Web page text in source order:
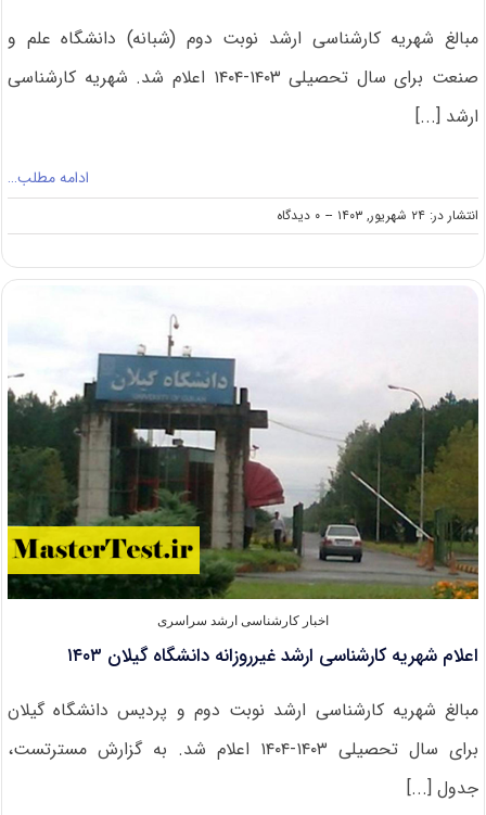
مبالغ شهریه کارشناسی ارشد نوبت دوم (شبانه) دانشگاه علم و
صنعت برای ﺳﺎل ﺗﺤﺼﯿﻠﯽ ۱۴۰۳-۱۴۰۴ اعلام شد. شهریه کارشناسی
ارشد [...]
ادامه مطلب…
انتشار در: ۲۴ شهریور, ۱۴۰۳ -- ۰ دیدگاه
on
اعلام
کارشناسی
صنعت
۱۴۰۳
اخبار کارشناسی ارشد سراسری
اعلام شهریه کارشناسی ارشد غیرروزانه دانشگاه گیلان ۱۴۰۳
مبالغ شهریه کارشناسی ارشد نوبت دوم و پردیس دانشگاه گیلان
برای ﺳﺎل ﺗﺤﺼﯿﻠﯽ ۱۴۰۳-۱۴۰۴ اعلام شد. به گزارش مسترتست،
ﺟﺪول [...]